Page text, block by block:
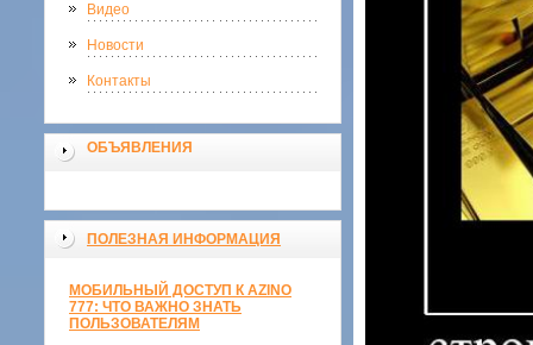
Видео
Новости
Контакты
ОБЪЯВЛЕНИЯ
ПОЛЕЗНАЯ ИНФОРМАЦИЯ
МОБИЛЬНЫЙ ДОСТУП К AZINO
777: ЧТО ВАЖНО ЗНАТЬ
ПОЛЬЗОВАТЕЛЯМ